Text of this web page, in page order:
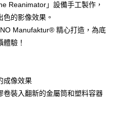
)免運費
)免運費
)免運費
Reanimator」設備手工製作，
的影像效果。
Manufaktur® 精心打造，為底
驗！
成像效果
裝入翻新的金屬筒和塑料容器